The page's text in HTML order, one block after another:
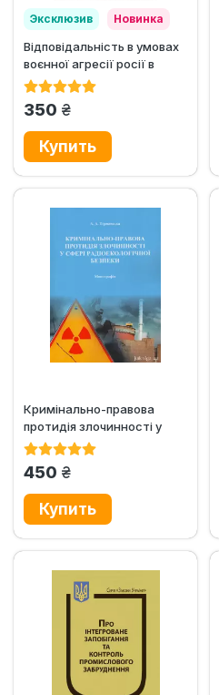
Эксклюзив Новинка
Відповідальність в умовах
воєнної агресії росії в
Україні за кримінальні...
350 грн.
Кримінально-правова
протидія злочинності у
сферах радіоекологічної
450 грн.